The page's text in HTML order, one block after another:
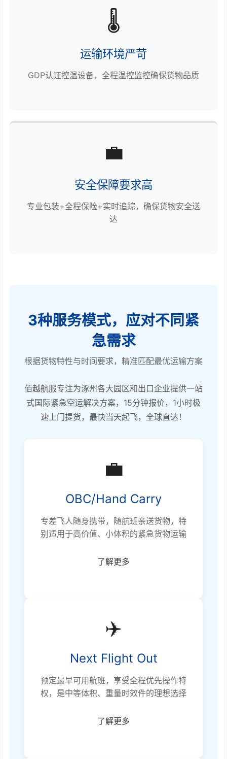
🌡️
运输环境严苛
GDP认证控温设备，全程温控监控确保货物品质
💼
安全保障要求高
专业包装+全程保险+实时追踪，确保货物安全送
达
3种服务模式，应对不同紧
急需求
根据货物特性与时间要求，精准匹配最优运输方案
佰越航服专注为涿州各大园区和出口企业提供一站
式国际紧急空运解决方案，15分钟报价，1小时极
速上门提货，最快当天起飞，全球直达！
💼
OBC/Hand Carry
专差飞人随身携带，随航班亲送货物，特
别适用于高价值、小体积的紧急货物运输
了解更多
✈️
Next Flight Out
预定最早可用航班，享受全程优先操作特
权，是中等体积、重量时效件的理想选择
了解更多